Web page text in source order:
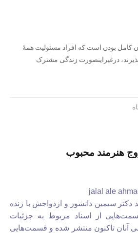
کامل بودن است که افراد مسئولیت همهٔ
درغیراینصورت زندگی مشترک
هنرمند محبوب
دکتر سیمین دانشور و ازدواجش با زنده
از اسناد مربوط به جزئیات
آنان تاکنون منتشر شده و قسمت‌هایی